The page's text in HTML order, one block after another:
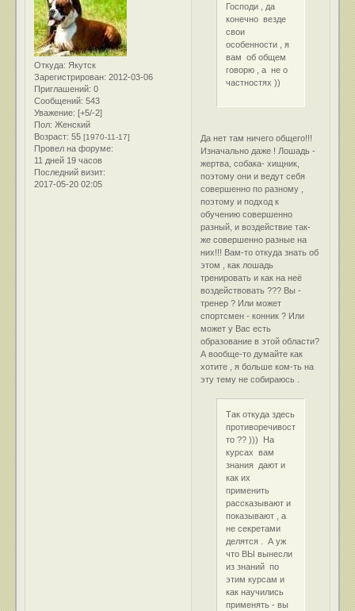
Откуда: Якутск
Зарегистрирован: 2012-03-06
Приглашений: 0
Сообщений: 543
Уважение: [+5/-2]
Пол: Женский
Возраст: 55[1970-11-17]
Провел на форуме:
11 дней 19 часов
Последний визит:
2017-05-20 02:05
Господи , да
конечно везде
свои
особенности , я
вам об общем
говорю , а не о
частностях ))
Да нет там ничего общего!!!
Изначально даже ! Лошадь -
жертва, собака- хищник,
поэтому они и ведут себя
совершенно по разному ,
поэтому и подход к
обучению совершенно
разный, и воздействие так-
же совершенно разные на
них!!! Вам-то откуда знать об
этом , как лошадь
тренировать и как на неё
воздействовать ??? Вы -
тренер ? Или может
спортсмен - конник ? Или
может у Вас есть
образование в этой области?
А вообще-то думайте как
хотите , я больше ком-ть на
эту тему не собираюсь .
Так откуда здесь
противоречивость
то ?? ))) На
курсах вам
знания дают и
как их
применить
рассказывают и
показывают , а
не секретами
делятся . А уж
что ВЫ вынесли
из знаний по
этим курсам и
как научились
применять - вы